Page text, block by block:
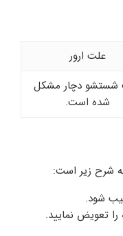
علت ارور
شستشو دچار مشکل
شده است.
شود.
تعویض نمایید.